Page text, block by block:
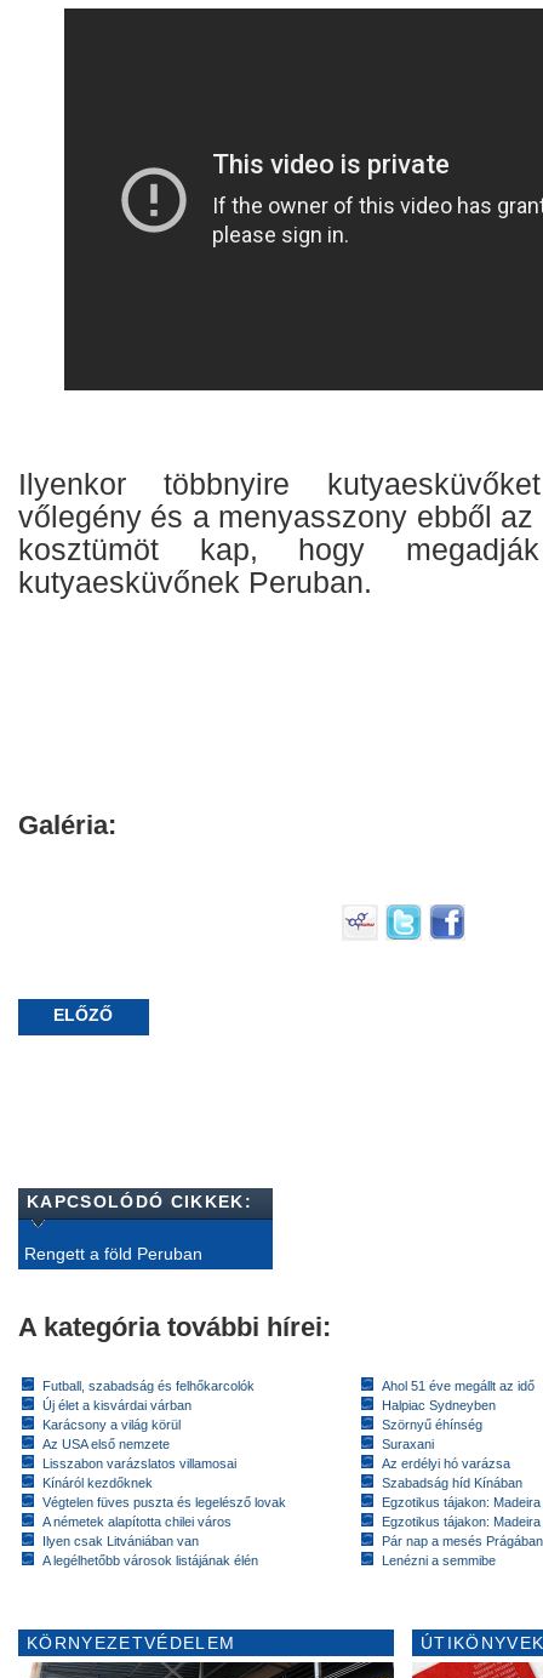
Ilyenkor többnyire
vőlegény és a menyasszony ebből
kosztümöt kap, hogy
kutyaesküvőnek Peruban.
Galéria:
ELŐZŐ
KAPCSOLÓDÓ CIKKEK:
Rengett a föld Peruban
A kategória további hírei:
Futball, szabadság és felhőkarcolók
Új élet a kisvárdai várban
Karácsony a világ körül
Az USA első nemzete
Lisszabon varázslatos villamosai
Kínáról kezdőknek
Végtelen füves puszta és legelésző lovak
A németek alapította chilei város
Ilyen csak Litvániában van
A legélhetőbb városok listájának élén
Ahol 51 éve megállt az idő
Halpiac Sydneyben
Szörnyű éhínség
Suraxani
Az erdélyi hó varázsa
Szabadság híd Kínában
Egzotikus tájakon:
Egzotikus tájakon:
Pár nap a mesés Prágában
Lenézni a semmibe
KÖRNYEZETVÉDELEM